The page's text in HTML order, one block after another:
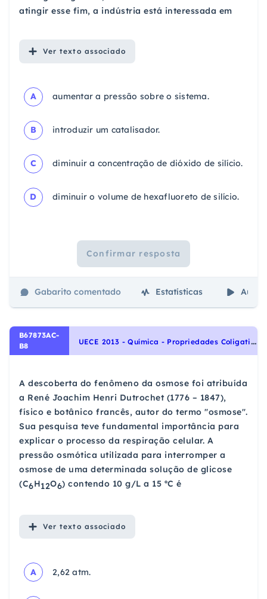
atingir esse fim, a indústria está interessada em
Ver texto associado
A aumentar a pressão sobre o sistema.
B introduzir um catalisador.
C diminuir a concentração de dióxido de silício.
D diminuir o volume de hexafluoreto de silício.
Confirmar resposta
Gabarito comentado Estatísticas Aulas
B67873AC-
B8
U
ECE 2013 - Química - Propriedades Coligativas: Tonoscopia, Ebulioscopia, Crioscopia e Pressão Osmótica., Soluções e Substâncias Inorgânicas
A descoberta do fenômeno da osmose foi atribuída
a René Joachim Henri Dutrochet (1776 – 1847),
físico e botânico francês, autor do termo "osmose".
Sua pesquisa teve fundamental importância para
explicar o processo da respiração celular. A
pressão osmótica utilizada para interromper a
osmose de uma determinada solução de glicose
(C6H12O6) contendo 10 g/L a 15 ºC é
Ver texto associado
A 2,62 atm.